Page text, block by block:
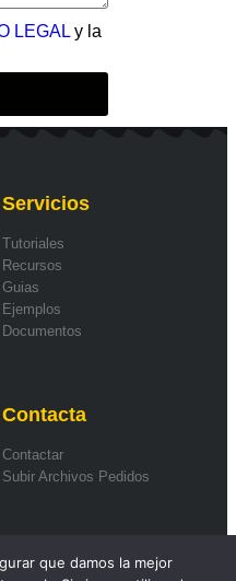
LEGAL y la
Servicios
Tutoriales
Recursos
Guias
Ejemplos
Documentos
Contacta
Contactar
Subir Archivos Pedidos
que damos la mejor